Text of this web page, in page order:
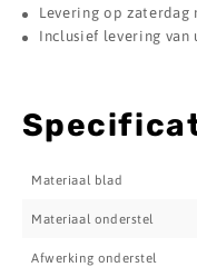
Levering op zaterdag
Inclusief levering
Materiaal blad
Materiaal onderstel
Afwerking onderstel